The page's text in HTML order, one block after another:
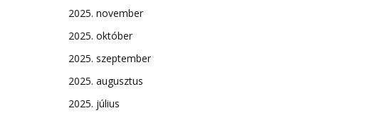
2025. november
2025. október
2025. szeptember
2025. augusztus
2025. július